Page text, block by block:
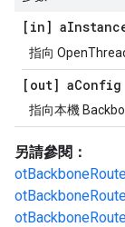
[in] a
指向
[out] aConfig
指向本機
另請參閱：